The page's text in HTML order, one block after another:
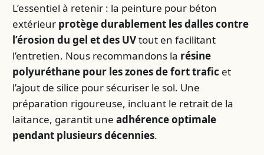
L’essentiel à retenir : la peinture pour béton
extérieur protège durablement les dalles contre
l’érosion du gel et des UVtout en facilitant
l’entretien. Nous recommandons la résine
polyuréthane pour les zones de fort trafic et
l’ajout de silice pour sécuriser le sol. Une
préparation rigoureuse, incluant le retrait de la
laitance, garantit uneadhérence optimale
pendant plusieurs décennies.